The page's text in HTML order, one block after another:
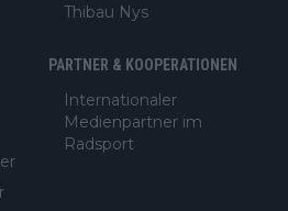
Thibau Nys
PARTNER & KOOPERATIONEN
Internationaler
Medienpartner im
Radsport